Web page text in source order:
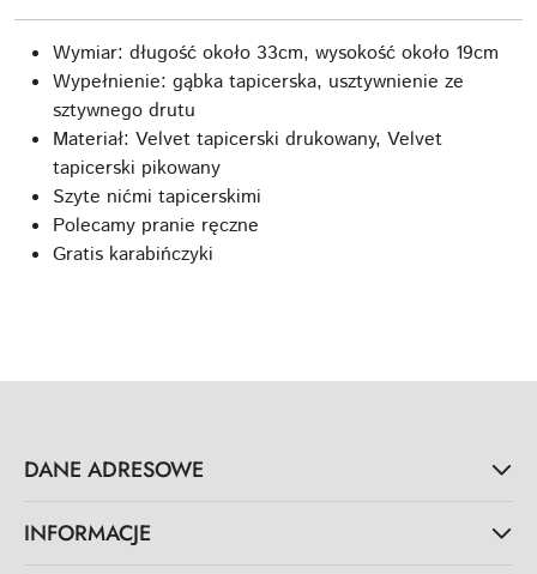
Wymiar: długość około 33cm, wysokość około 19cm
Wypełnienie: gąbka tapicerska, usztywnienie ze
sztywnego drutu
Materiał: Velvet tapicerski drukowany, Velvet
tapicerski pikowany
Szyte nićmi tapicerskimi
Polecamy pranie ręczne
Gratis karabińczyki
DANE ADRESOWE
INFORMACJE